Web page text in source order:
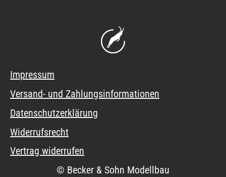
Impressum
Versand- und Zahlungsinformationen
Datenschutzerklärung
Widerrufsrecht
Vertrag widerrufen
© Becker & Sohn Modellbau